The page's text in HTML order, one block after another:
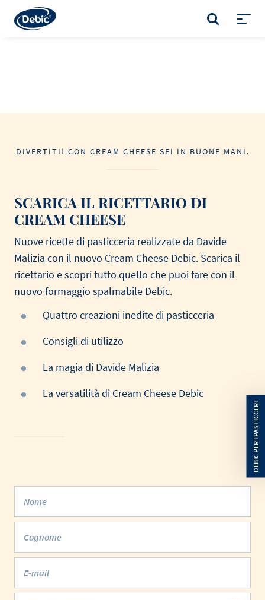
main
CERCA
DIVERTITI! CON CREAM CHEESE SEI IN BUONE MANI.
SCARICA IL RICETTARIO DI
CREAM CHEESE
Nuove ricette di pasticceria realizzate da Davide
Malizia con il nuovo Cream Cheese Debic. Scarica il
ricettario e scopri tutto quello che puoi fare con il
nuovo formaggio spalmabile Debic.
Quattro creazioni inedite di pasticceria
Consigli di utilizzo
La magia di Davide Malizia
La versatilità di Cream Cheese Debic
Nome
Cognome
E-mail